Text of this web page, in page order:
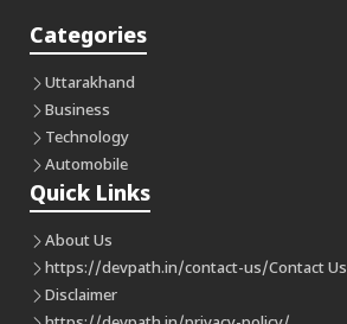
Categories
Uttarakhand
Business
Technology
Automobile
Quick Links
About Us
https://devpath.in/contact-us/Contact Us
Disclaimer